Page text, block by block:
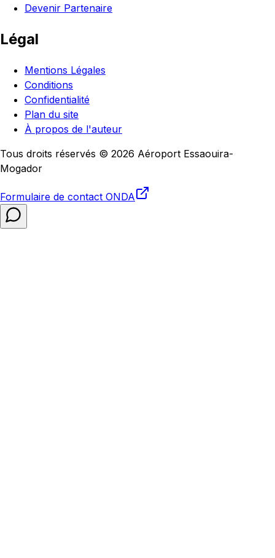
Devenir Partenaire
Légal
Mentions Légales
Conditions
Confidentialité
Plan du site
À propos de l'auteur
Tous droits réservés © 2026 Aéroport Essaouira-
Mogador
Formulaire de contact ONDA